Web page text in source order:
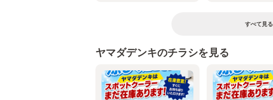
すべて見る
ヤマダデンキのチラシを見る